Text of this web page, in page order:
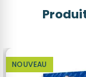
NOUVEAU